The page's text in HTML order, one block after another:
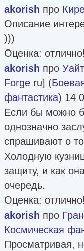
akorish про
Описание
)))
Оценка: отлично!
akorish про Уайт
Forge ru] (
фантастика) 14
Если бы можно
однозначно
спрашивают о
Холодную
защиту, и как
очередь.
Оценка: отлично!
akorish про
Космическая
Просматривая,